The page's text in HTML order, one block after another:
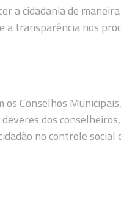
a cidadania de
transparência nos
os Conselhos
dos
no controle